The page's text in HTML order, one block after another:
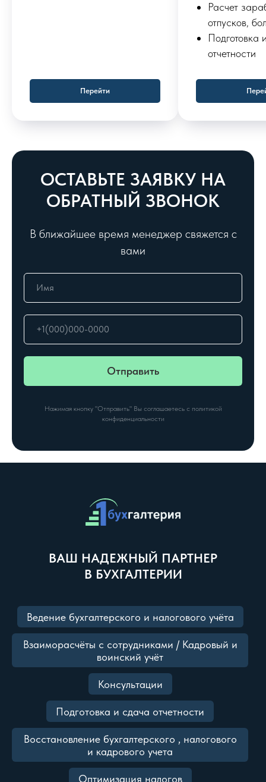
Перейти
Расчет
отпусков,
Подготовка
отчетности
ОСТАВЬТЕ ЗАЯВКУ НА
ОБРАТНЫЙ ЗВОНОК
В ближайшее время менеджер свяжется с
вами
Отправить
Нажимая кнопку "Отправить" Вы соглашаетесь с политикой
конфиденциальности
ВАШ НАДЕЖНЫЙ ПАРТНЕР
В БУХГАЛТЕРИИ
Ведение бухгалтерского и налогового учёта
Взаиморасчёты с сотрудниками / Кадровый и
воинский учёт
Консультации
Подготовка и сдача отчетности
Восстановление бухгалтерского , налогового
и кадрового учета
Оптимизация налогов